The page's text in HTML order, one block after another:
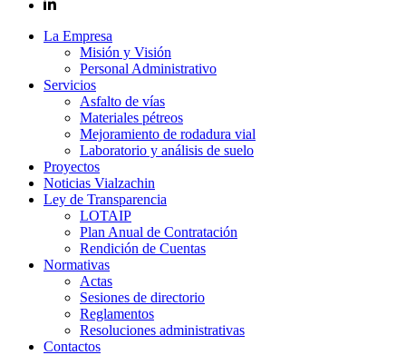
La Empresa
Misión y Visión
Personal Administrativo
Servicios
Asfalto de vías
Materiales pétreos
Mejoramiento de rodadura vial
Laboratorio y análisis de suelo
Proyectos
Noticias Vialzachin
Ley de Transparencia
LOTAIP
Plan Anual de Contratación
Rendición de Cuentas
Normativas
Actas
Sesiones de directorio
Reglamentos
Resoluciones administrativas
Contactos